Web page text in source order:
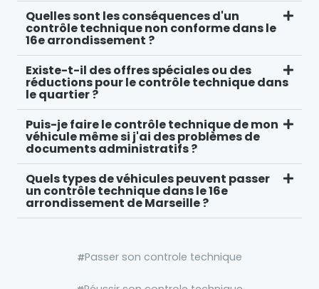
Quelles sont les conséquences d'un
contrôle technique non conforme dans le
16e arrondissement ?
Existe-t-il des offres spéciales ou des
réductions pour le contrôle technique dans
le quartier ?
Puis-je faire le contrôle technique de mon
véhicule même si j'ai des problèmes de
documents administratifs ?
Quels types de véhicules peuvent passer
un contrôle technique dans le 16e
arrondissement de Marseille ?
Passer son controle technique